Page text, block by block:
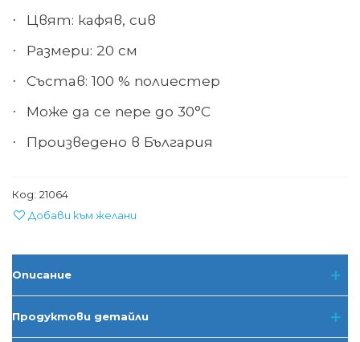
· Цвят: кафяв, сив
· Размери: 20 см
· Състав: 100 % полиестер
· Може да се пере до 30°С
· Произведено в България
Код: 21064
Добави към желани
Описание
Продуктови детайли